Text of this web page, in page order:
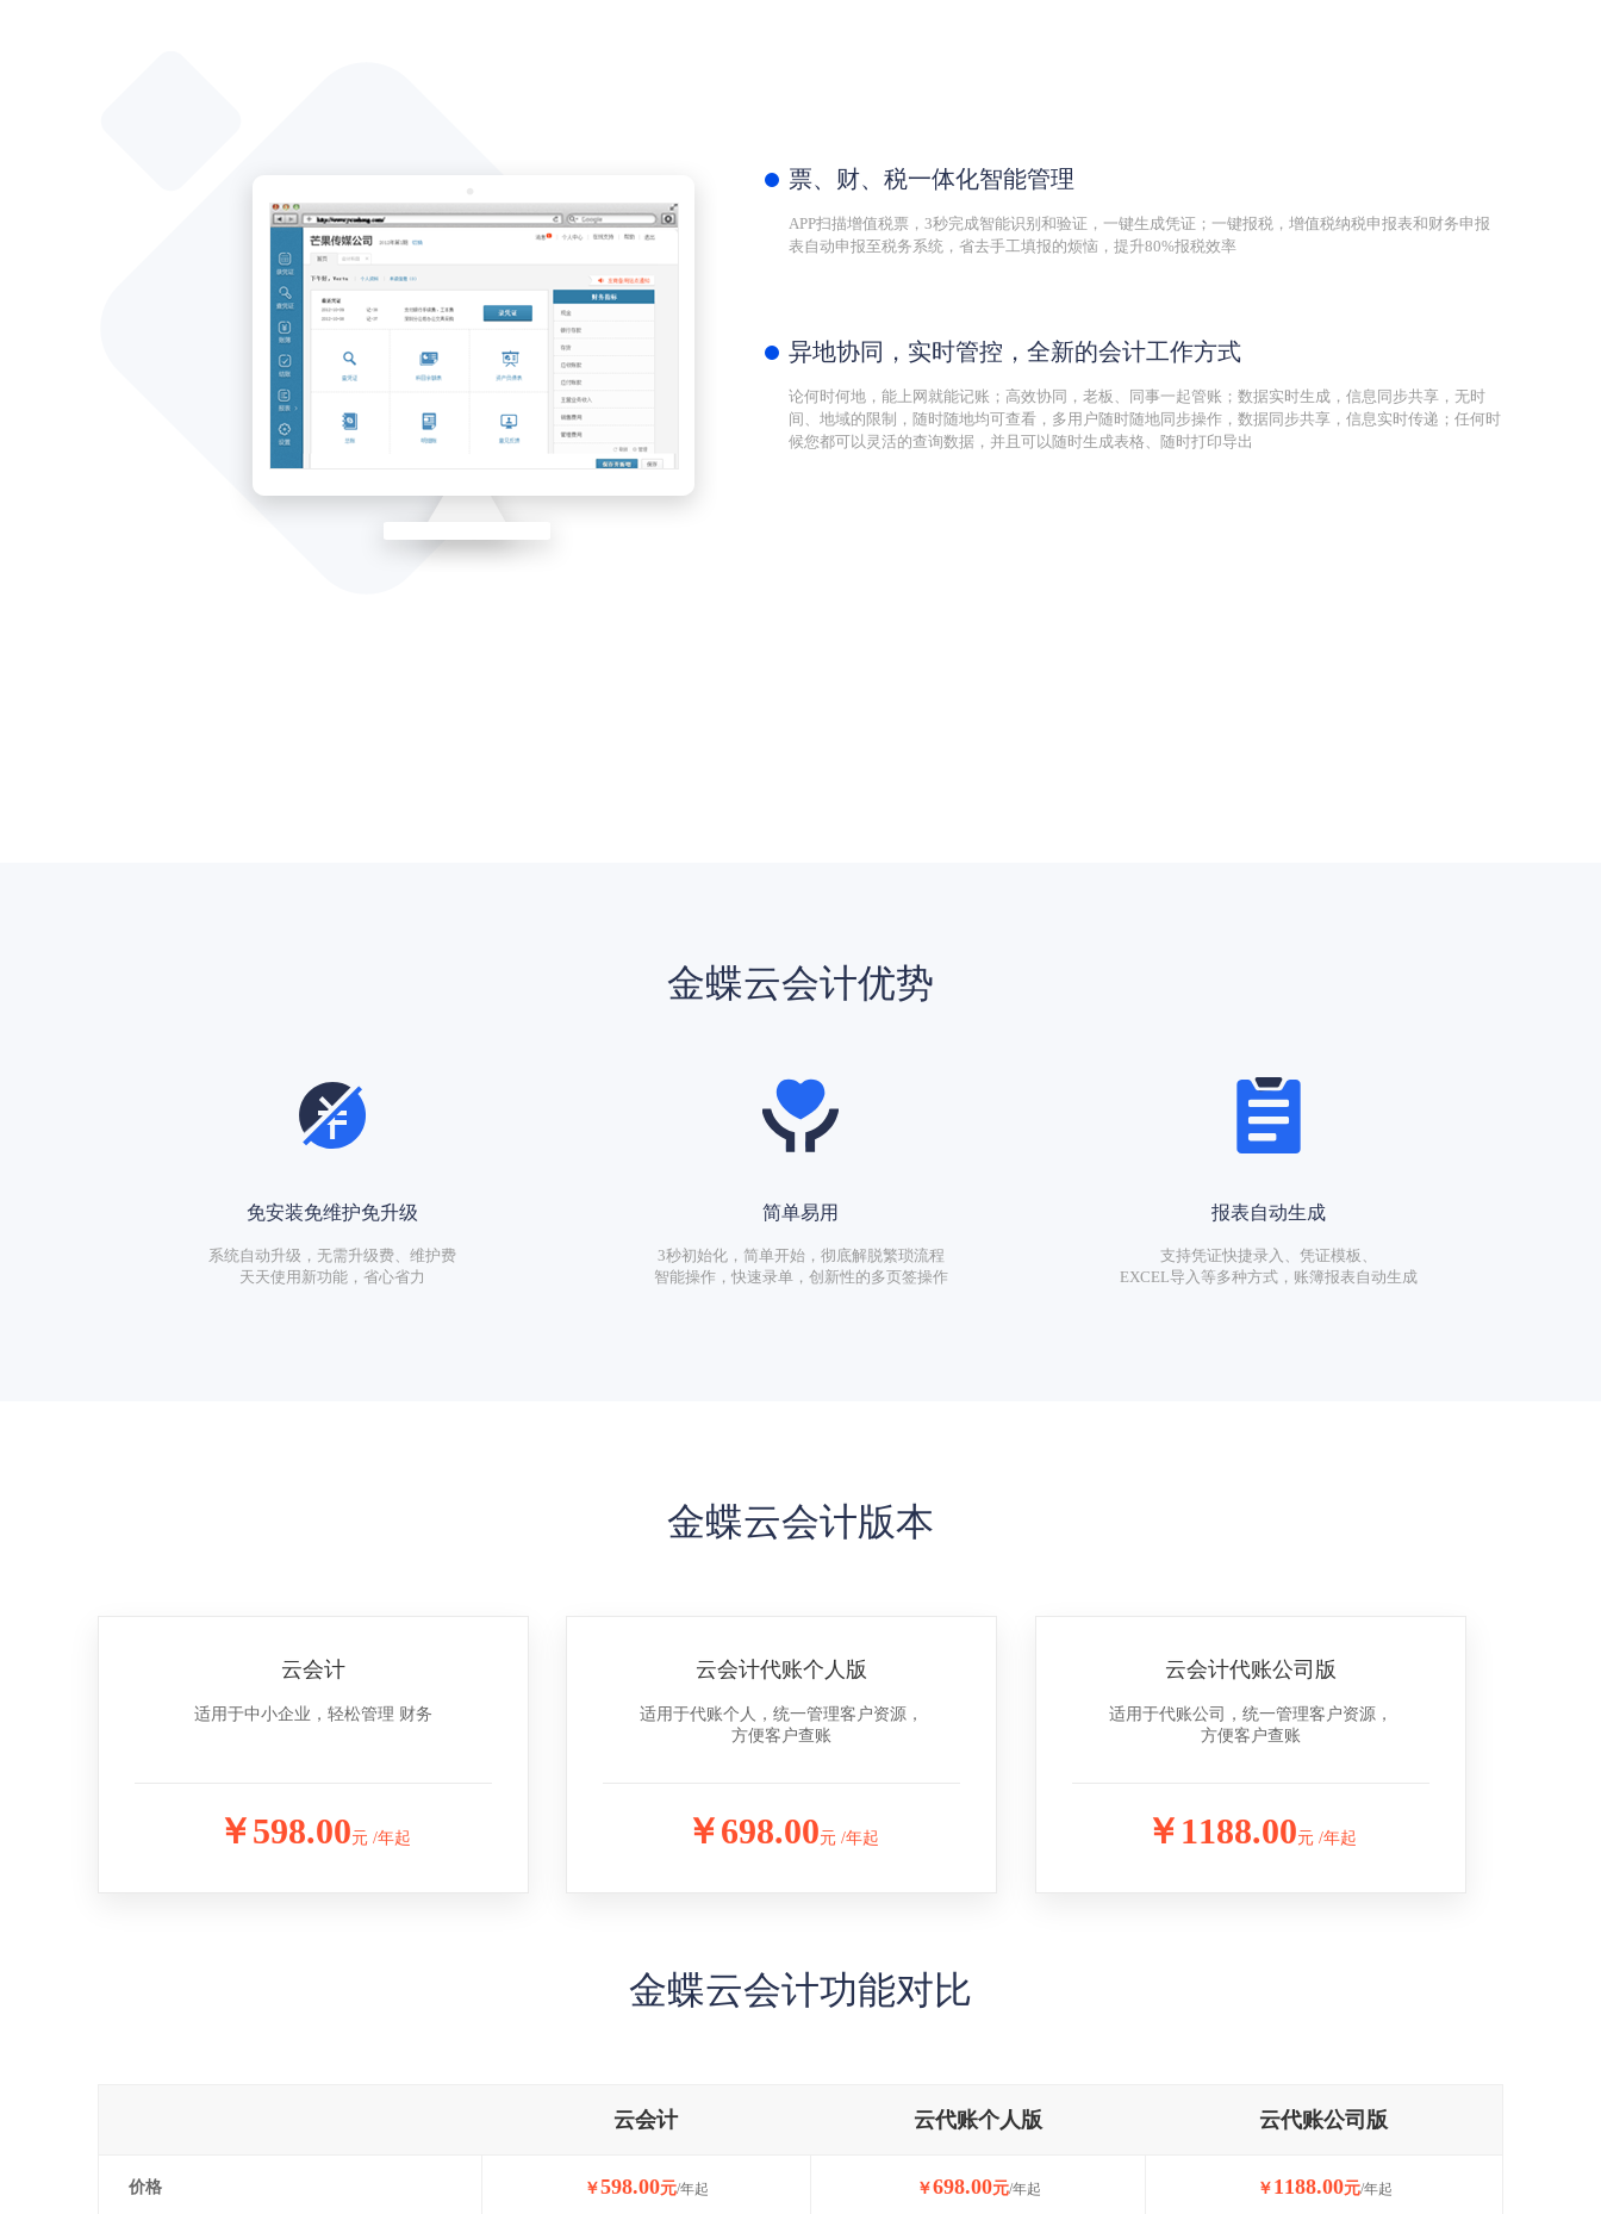
票、财、税一体化智能管理
APP扫描增值税票，3秒完成智能识别和验证，一键生成凭证；一键报税，增值税纳税申报表和财务申报
表自动申报至税务系统，省去手工填报的烦恼，提升80%报税效率
异地协同，实时管控，全新的会计工作方式
论何时何地，能上网就能记账；高效协同，老板、同事一起管账；数据实时生成，信息同步共享，无时
间、地域的限制，随时随地均可查看，多用户随时随地同步操作，数据同步共享，信息实时传递；任何时
候您都可以灵活的查询数据，并且可以随时生成表格、随时打印导出
金蝶云会计优势
免安装免维护免升级
系统自动升级，无需升级费、维护费
天天使用新功能，省心省力
简单易用
3秒初始化，简单开始，彻底解脱繁琐流程
智能操作，快速录单，创新性的多页签操作
报表自动生成
支持凭证快捷录入、凭证模板、
EXCEL导入等多种方式，账簿报表自动生成
金蝶云会计版本
云会计
适用于中小企业，轻松管理 财务
￥598.00元 /年起
云会计代账个人版
适用于代账个人，统一管理客户资源，
方便客户查账
￥698.00元 /年起
云会计代账公司版
适用于代账公司，统一管理客户资源，
方便客户查账
￥1188.00元 /年起
金蝶云会计功能对比
云会计 云代账个人版 云代账公司版
价格 ￥598.00元/年起 ￥698.00元/年起 ￥ 1188.00元/年起